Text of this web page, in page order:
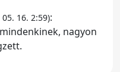
05. 16. 2:59):
nagyon